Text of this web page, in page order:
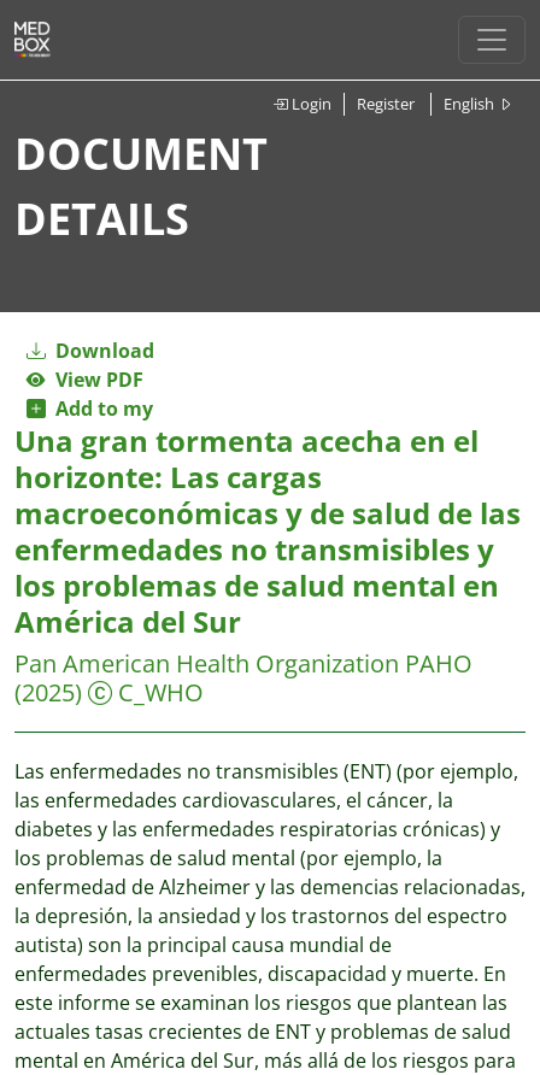
Login Register English
DOCUMENT
DETAILS
Download
View PDF
Add to my
Una gran tormenta acecha en el
horizonte: Las cargas
macroeconómicas y de salud de las
enfermedades no transmisibles y
los problemas de salud mental en
América del Sur
Pan American Health Organization PAHO
(2025)
C_WHO
Las enfermedades no transmisibles (ENT) (por ejemplo,
las enfermedades cardiovasculares, el cáncer, la
diabetes y las enfermedades respiratorias crónicas) y
los problemas de salud mental (por ejemplo, la
enfermedad de Alzheimer y las demencias relacionadas,
la depresión, la ansiedad y los trastornos del espectro
autista) son la principal causa mundial de
enfermedades prevenibles, discapacidad y muerte. En
este informe se examinan los riesgos que plantean las
actuales tasas crecientes de ENT y problemas de salud
mental en América del Sur, más allá de los riesgos para